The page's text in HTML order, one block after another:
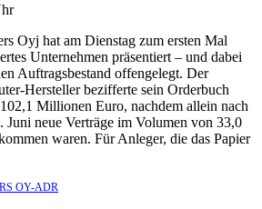
Oyj hat am Dienstag zum ersten Mal
Unternehmen präsentiert – und dabei
Auftragsbestand offengelegt. Der
Hersteller bezifferte sein Orderbuch
Millionen Euro, nachdem allein nach
Juni neue Verträge im Volumen von 33,0
waren. Für Anleger, die das Papier
OY-ADR